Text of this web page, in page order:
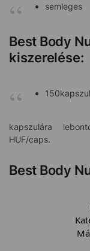
semleges
Best Body
kiszerelése:
kapszulára
HUF/caps.
Best Body